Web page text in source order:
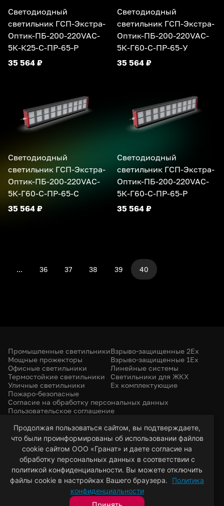
Светодиодный
светильник ГСП-Экстра-
Оптик-ПБ-200-220VAC-
5К-К25-С-ПР-65-Р
35 564 ₽
Светодиодный
светильник ГСП-Экстра-
Оптик-ПБ-200-220VAC-
5К-Г60-С-ПР-65-У
35 564 ₽
Светодиодный
светильник ГСП-Экстра-
Оптик-ПБ-200-220VAC-
5К-Г60-С-ПР-65-С
35 564 ₽
Светодиодный
светильник ГСП-Экстра-
Оптик-ПБ-200-220VAC-
5К-Г60-С-ПР-65-Р
35 564 ₽
... 36 37 38 39 40
Продолжая пользоваться сайтом, вы подтверждаете,
что были проинформированы об использовании файлов
cookie сайтом ООО «Гранат» и даете согласие на
обработку персональных данных в соответствии с
политикой конфиденциальности. Вы можете отключить
файлы cookie в настройках Вашего браузера.
Политика
конфиденциальности
Принять
Промышленные светильники
Мощные прожекторы
Офисные светильники
Термостойкие светильники
Уличные светильники
Пожаро-безопасные
Взрыво-защищенные 2Ex
Взрыво-защищенные 1Ex
Линейные системы
Светильники для ЖКХ
Ex комплектующие
Согласие на обработку персональных данных
Пользовательское соглашение
+7 (385) 299-31-31
led-22@bk.ru
г. Барнаул, 656053
ул. Северо-Западная, 57/99
© 2026 Гранат — светотехническая компания
Разработка сайта VT Digital